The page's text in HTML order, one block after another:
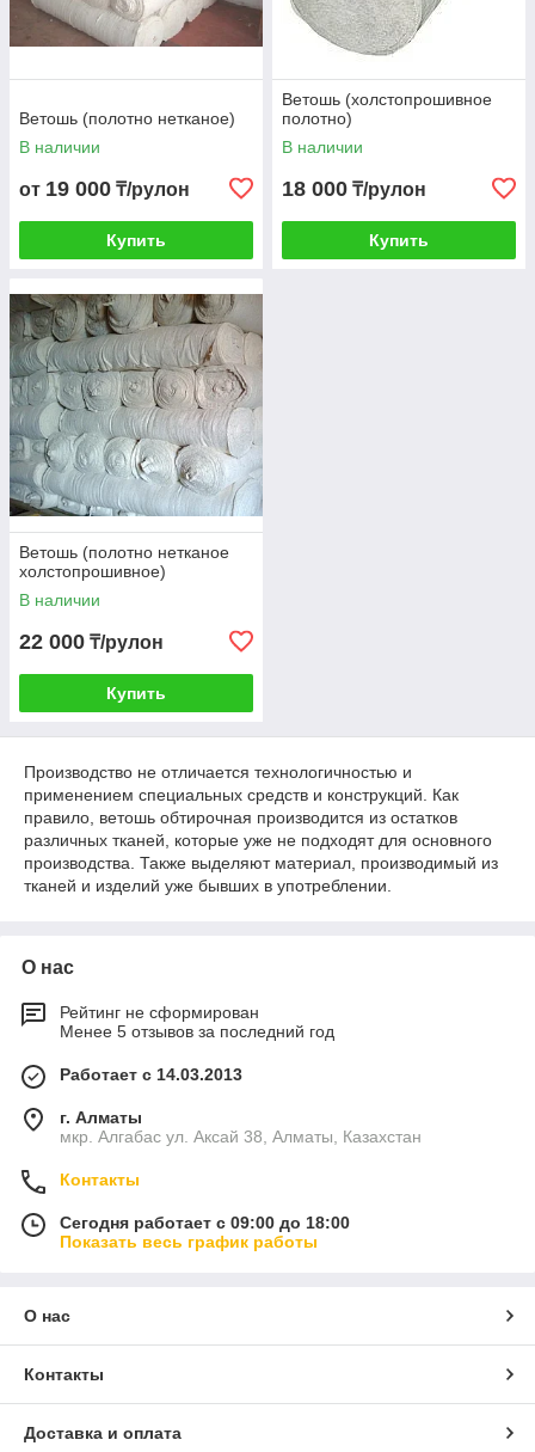
Ветошь (полотно нетканое)
В наличии
от 19 000 ₸/рулон
Купить
Ветошь (холстопрошивное
полотно)
В наличии
18 000 ₸/рулон
Купить
Ветошь (полотно нетканое
холстопрошивное)
В наличии
22 000 ₸/рулон
Купить
Производство не отличается технологичностью и
применением специальных средств и конструкций. Как
правило, ветошь обтирочная производится из остатков
различных тканей, которые уже не подходят для основного
производства. Также выделяют материал, производимый из
тканей и изделий уже бывших в употреблении.
О нас
Рейтинг не сформирован
Менее 5 отзывов за последний год
Работает с 14.03.2013
г. Алматы
мкр. Алгабас ул. Аксай 38, Алматы, Казахстан
Контакты
Сегодня работает с 09:00 до 18:00
Показать весь график работы
О нас
Контакты
Доставка и оплата